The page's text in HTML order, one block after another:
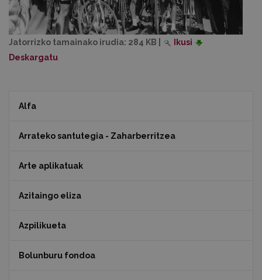
Jatorrizko tamainako irudia: 284 KB
Ikusi
Deskargatu
Alfa
Arrateko santutegia - Zaharberritzea
Arte aplikatuak
Azitaingo eliza
Azpilikueta
Bolunburu fondoa